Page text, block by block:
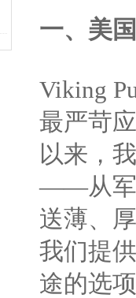
一、美
Viking
最严苛
以来，
——从军
送薄、
我们提
途的选